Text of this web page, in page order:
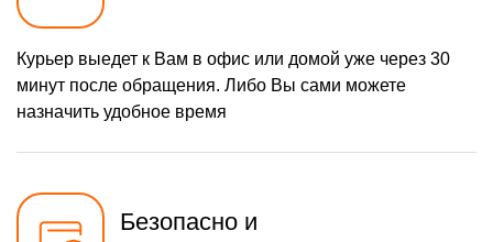
Курьер выедет к Вам в офис или домой уже через 30
минут после обращения. Либо Вы сами можете
назначить удобное время
Безопасно и